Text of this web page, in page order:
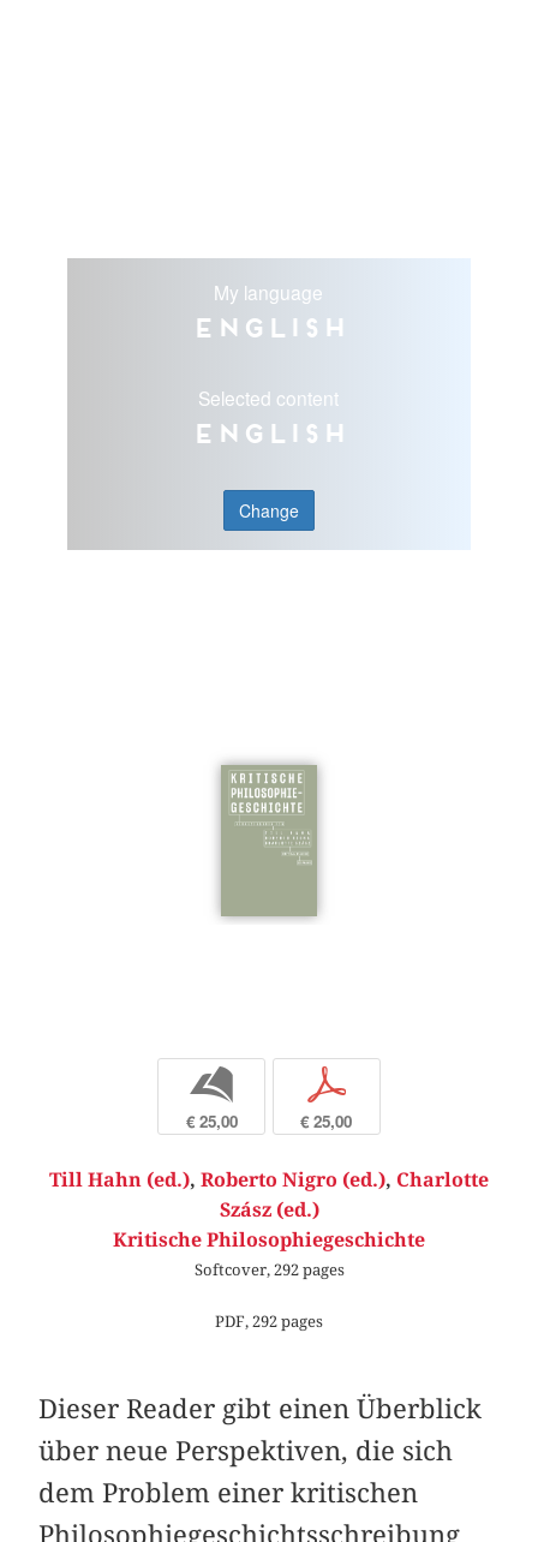
My language
English
Selected content
English
Change
b
€ 25,00
p
€ 25,00
Till Hahn (ed.), Roberto Nigro (ed.), Charlotte
Szász (ed.)
Kritische Philosophiegeschichte
Softcover, 292 pages
PDF, 292 pages
Dieser Reader gibt einen Überblick
über neue Perspektiven, die sich
dem Problem einer kritischen
Philosophiegeschichtsschreibung